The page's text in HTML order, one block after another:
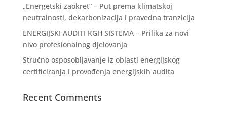
„Energetski zaokret“ – Put prema klimatskoj
neutralnosti, dekarbonizacija i pravedna tranzicija
ENERGIJSKI AUDITI KGH SISTEMA – Prilika za novi
nivo profesionalnog djelovanja
Stručno osposobljavanje iz oblasti energijskog
certificiranja i provođenja energijskih audita
Recent Comments